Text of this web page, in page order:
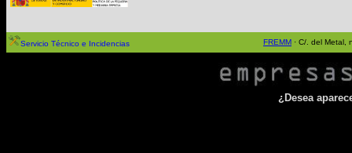
Servicio Técnico e Incidencias FREMM · C/. del Metal,
¿Desea